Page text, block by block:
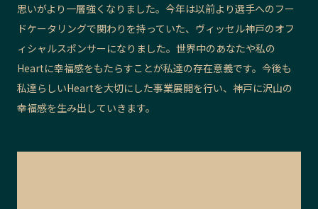
思いがより一層強くなりました。今年は以前より選手へのフー
ドケータリングで関わりを持っていた、ヴィッセル神戸のオフ
ィシャルスポンサーになりました。世界中のあなたや私の
Heartに幸福感をもたらすことが私達の存在意義です。今後も
私達らしいHeartを大切にした事業展開を行い、神戸に沢山の
幸福感を生み出していきます。